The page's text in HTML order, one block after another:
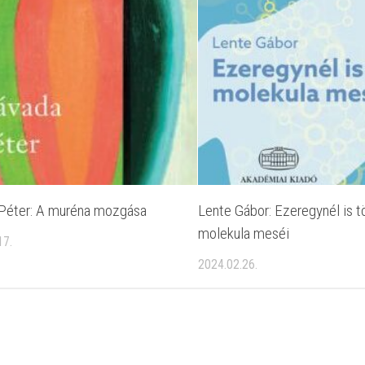
A muréna mozgása
Lente Gábor: Ezeregynél is
molekula meséi
2024.02.26.